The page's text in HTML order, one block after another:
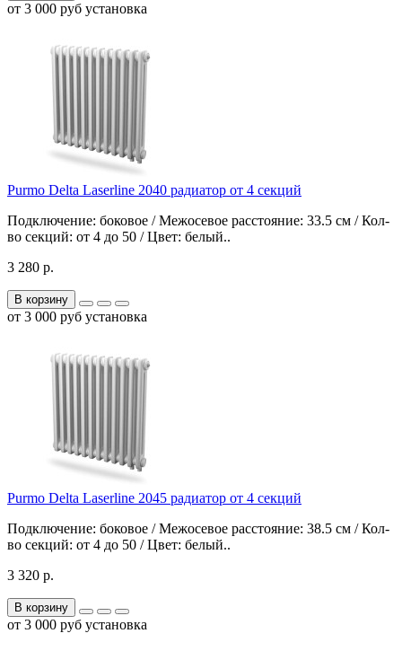
от 3 000 руб установка
Purmo Delta Laserline 2040 радиатор от 4 секций
Подключение: боковое / Межосевое расстояние: 33.5 см / Кол-
во секций: от 4 до 50 / Цвет: белый..
3 280 р.
В корзину
от 3 000 руб установка
Purmo Delta Laserline 2045 радиатор от 4 секций
Подключение: боковое / Межосевое расстояние: 38.5 см / Кол-
во секций: от 4 до 50 / Цвет: белый..
3 320 р.
В корзину
от 3 000 руб установка